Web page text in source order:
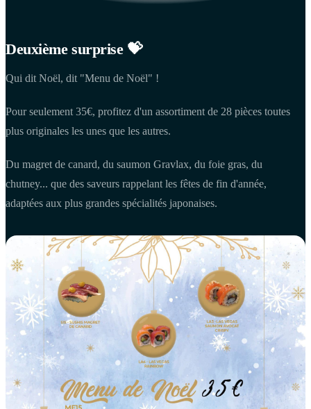
Deuxième surprise 💝
Qui dit Noël, dit "Menu de Noël" !
Pour seulement 35€, profitez d'un assortiment de 28 pièces toutes
plus originales les unes que les autres.
Du magret de canard, du saumon Gravlax, du foie gras, du
chutney... que des saveurs rappelant les fêtes de fin d'année,
adaptées aux plus grandes spécialités japonaises.